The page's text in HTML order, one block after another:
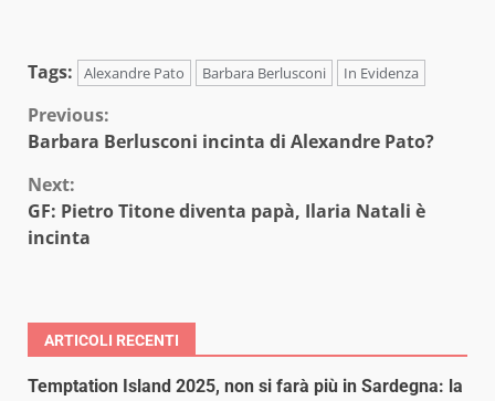
Tags: Alexandre Pato Barbara Berlusconi In Evidenza
Continue
Previous:
Barbara Berlusconi incinta di Alexandre Pato?
Next:
GF: Pietro Titone diventa papà, Ilaria Natali è
incinta
ARTICOLI RECENTI
Temptation Island 2025, non si farà più in Sardegna: la